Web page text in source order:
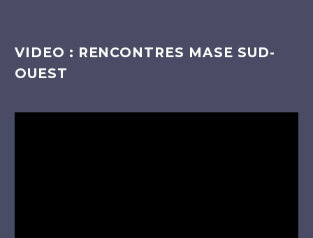
VIDEO : RENCONTRES MASE SUD-
OUEST